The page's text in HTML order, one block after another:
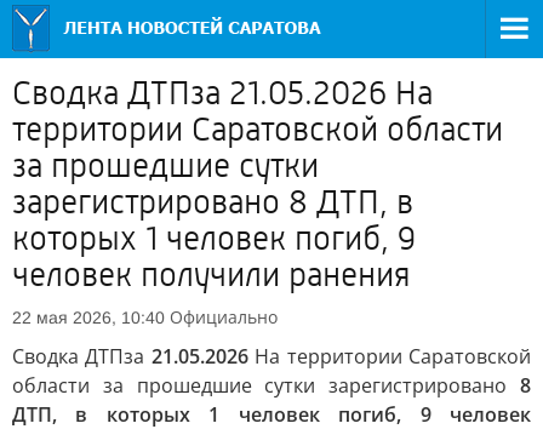
Сводка ДТПза 21.05.2026 На
территории Саратовской области
за прошедшие сутки
зарегистрировано 8 ДТП, в
которых 1 человек погиб, 9
человек получили ранения
22 мая 2026, 10:40 Официально
Сводка ДТПза 21.05.2026На территории Саратовской
области за прошедшие сутки зарегистрировано 8
ДТП, в которых 1 человек погиб, 9 человек